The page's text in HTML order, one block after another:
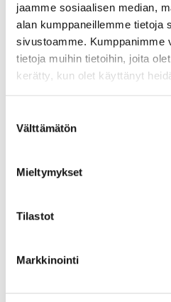
jaamme sosiaalisen median,
alan kumppaneillemme tietoja
sivustoamme. Kumppanimme
tietoja muihin tietoihin, joita
kerätty, kun olet käyttänyt
valinta
Välttämätön
Mieltymykset
Tilastot
Markkinointi
ANNA PALAUTETTA